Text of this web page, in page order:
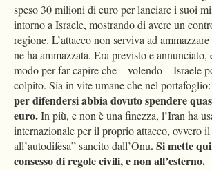
speso 30 milioni di euro per lanciare i suoi
intorno a Israele, mostrando di avere un
regione. L’attacco non serviva ad
ne ha ammazzata. Era previsto e annunciato,
modo per far capire che – volendo – Israele
colpito. Sia in vite umane che nel portafoglio:
per difendersi abbia dovuto spendere
euro.In più, e non è una finezza, l’Iran ha
internazionale per il proprio attacco, ovvero
all’autodifesa” sancito dall’Onu. Si mette
consesso di regole civili, e non all’esterno.